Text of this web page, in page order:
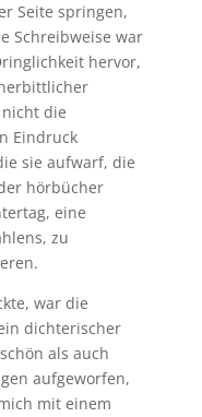
Seite springen,
Schreibweise war
hervor,
die
Eindruck
sie aufwarf, die
hörbücher
eine
zu
war die
dichterischer
als auch
aufgeworfen,
mit einem